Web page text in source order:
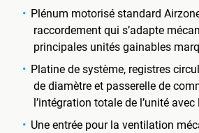
Plénum motorisé standard
raccordement qui s’adapte
principales unités gainables
Platine de système, registres
de diamètre et passerelle de
l’intégration totale de l’unité
Une entrée pour la ventilation